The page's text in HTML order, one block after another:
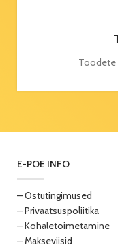
Toodete
E-POE INFO
– Ostutingimused
– Privaatsuspoliitika
– Kohaletoimetamine
– Makseviisid